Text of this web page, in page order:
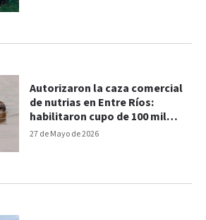
27 de Mayo de 2026
Autorizaron la caza comercial
de nutrias en Entre Ríos:
habilitaron cupo de 100 mil
ejemplares